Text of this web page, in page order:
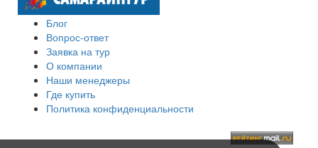
Блог
Вопрос-ответ
Заявка на тур
О компании
Наши менеджеры
Где купить
Политика конфиденциальности